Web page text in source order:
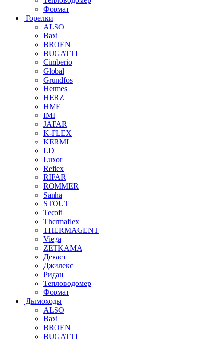
Формат
Горелки
ALSO
Baxi
BROEN
BUGATTI
Cimberio
Global
Grundfos
Hermes
HERZ
HME
IMI
JAFAR
K-FLEX
KERMI
LD
Luxor
Reflex
RIFAR
ROMMER
Sanha
STOUT
Tecofi
Thermaflex
THERMAGENT
Viega
ZETKAMA
Декаст
Джилекс
Ридан
Тепловодомер
Формат
Дымоходы
ALSO
Baxi
BROEN
BUGATTI